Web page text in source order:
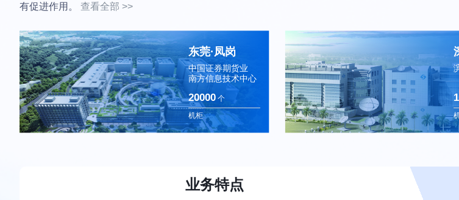
有促进作用。 查看全部 >>
东莞·凤岗
中国证券期货业
南方信息技术中心
20000个
机柜
业务特点